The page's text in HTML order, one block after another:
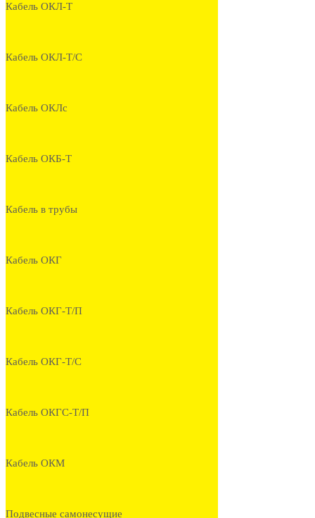
Кабель ОКЛ-Т
Кабель ОКЛ-Т/С
Кабель ОКЛс
Кабель ОКБ-Т
Кабель в трубы
Кабель ОКГ
Кабель ОКГ-Т/П
Кабель ОКГ-Т/С
Кабель ОКГС-Т/П
Кабель ОКМ
Подвесные самонесущие